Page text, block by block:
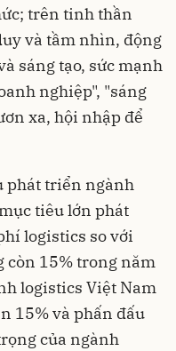
trên tinh thần
và tầm nhìn, động
sáng tạo, sức mạnh
nghiệp", "sáng
xa, hội nhập để
phát triển ngành
tiêu lớn phát
logistics so với
còn 15% trong năm
logistics Việt Nam
15% và phấn đấu
của ngành